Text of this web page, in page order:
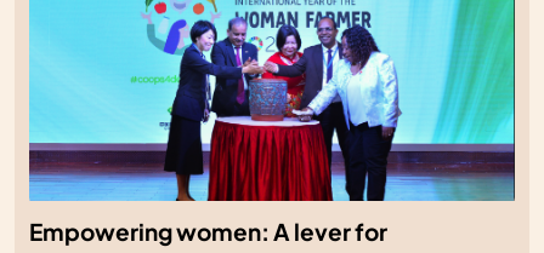
Empowering women: A lever for